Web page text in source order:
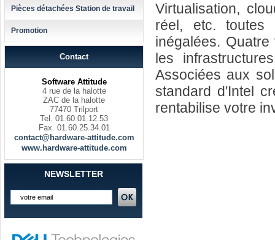
Pièces détachées Station de travail
Promotion
Contact
Software Attitude
4 rue de la halotte
ZAC de la halotte
77470 Trilport
Tel. 01.60.01.12.53
Fax. 01.60.25.34.01
contact@hardware-attitude.com
www.hardware-attitude.com
NEWSLETTER
Virtualisation,
réel, etc. toutes
inégalées.
les
Associées aux
standard d'Intel
rentabilise votre